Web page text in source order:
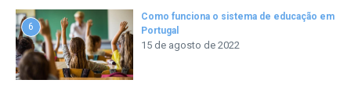
6
Como funciona o sistema de educação em
Portugal
15 de agosto de 2022